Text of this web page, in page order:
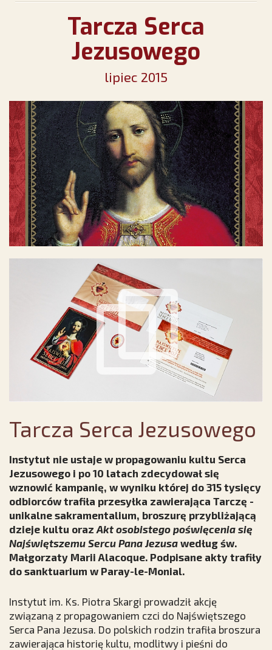
Tarcza Serca
Jezusowego
lipiec 2015
Tarcza Serca Jezusowego
Instytut nie ustaje w propagowaniu kultu Serca
Jezusowego i po 10 latach zdecydował się
wznowić kampanię, w wyniku której do 315 tysięcy
odbiorców trafiła przesyłka zawierająca Tarczę -
unikalne sakramentalium, broszurę przybliżającą
dzieje kultu oraz Akt osobistego poświęcenia się
Najświętszemu Sercu Pana Jezusa według św.
Małgorzaty Marii Alacoque. Podpisane akty trafiły
do sanktuarium w Paray-le-Monial.
Instytut im. Ks. Piotra Skargi prowadził akcję
związaną z propagowaniem czci do Najświętszego
Serca Pana Jezusa. Do polskich rodzin trafiła broszura
zawierająca historię kultu, modlitwy i pieśni do